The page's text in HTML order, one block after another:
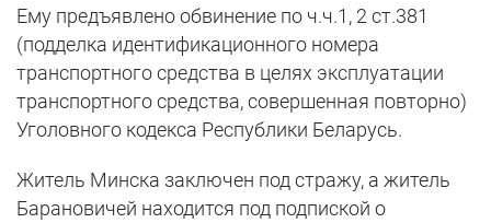
Ему предъявлено обвинение по ч.ч.1, 2 ст.381
(подделка идентификационного номера
транспортного средства в целях эксплуатации
транспортного средства, совершенная повторно)
Уголовного кодекса Республики Беларусь.
Житель Минска заключен под стражу, а житель
Барановичей находится под подпиской о